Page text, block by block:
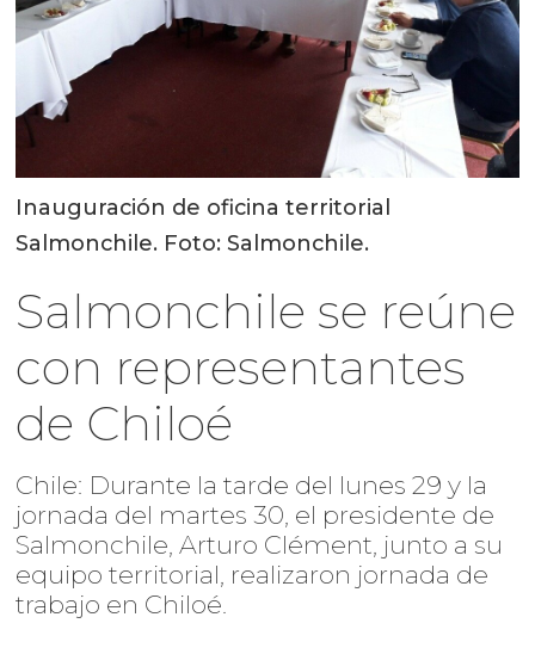
Inauguración de oficina territorial
Salmonchile. Foto: Salmonchile.
Salmonchile se reúne
con representantes
de Chiloé
Chile: Durante la tarde del lunes 29 y la
jornada del martes 30, el presidente de
Salmonchile, Arturo Clément, junto a su
equipo territorial, realizaron jornada de
trabajo en Chiloé.